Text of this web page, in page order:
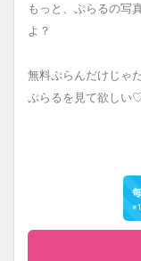
もっと、ぷらるの写
よ？
無料ぷらんだけじゃ
ぷらるを見て欲しい